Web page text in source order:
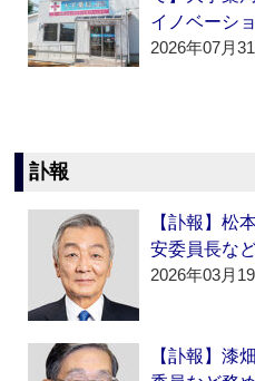
イノベーショ
2026年07月
訃報
【訃報】松
安委員長な
2026年03月
【訃報】漆